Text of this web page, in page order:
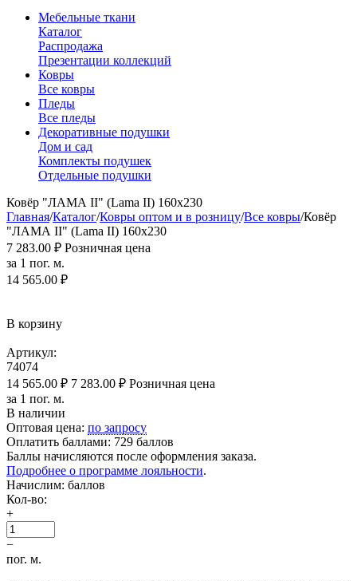
Мебельные ткани
Каталог
Распродажа
Презентации коллекций
Ковры
Все ковры
Пледы
Все пледы
Декоративные подушки
Дом и сад
Комплекты подушек
Отдельные подушки
Ковёр "ЛАМА II" (Lama II) 160х230
Главная/Каталог/Ковры оптом и в розницу/Все ковры/Ковёр
"ЛАМА II" (Lama II) 160х230
7 283.00 ₽ Розничная цена
за 1 пог. м.
14 565.00 ₽
В корзину
Артикул:
74074
14 565.00 ₽ 7 283.00 ₽ Розничная цена
за 1 пог. м.
В наличии
Оптовая цена: по запросу
Оплатить баллами: 729 баллов
Баллы начисляются после оформления заказа.
Подробнее о программе лояльности.
Начислим: баллов
Кол-во:
+
−
пог. м.